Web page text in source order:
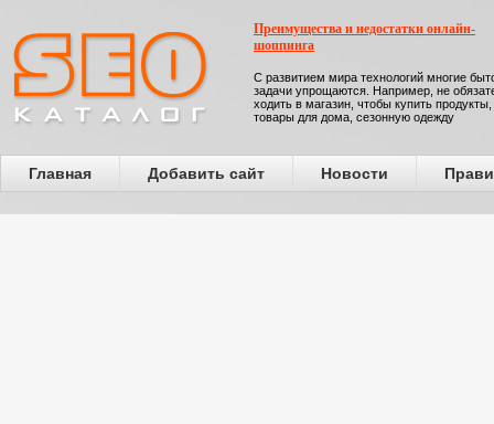
Преимущества и недостатки онлайн-
шоппинга
С развитием мира технологий многие
задачи упрощаются. Например, не
ходить в магазин, чтобы купить продукты,
товары для дома, сезонную одежду
Главная Добавить сайт Новости